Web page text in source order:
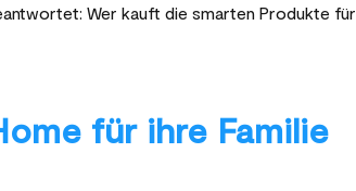
Wer kauft die smarten Produkte für
für ihre Familie